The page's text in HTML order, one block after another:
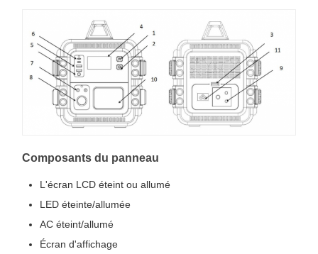
Composants du panneau
L'écran LCD éteint ou allumé
LED éteinte/allumée
AC éteint/allumé
Écran d'affichage